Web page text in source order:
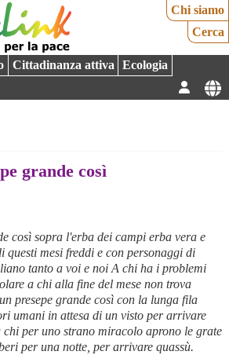
Chi siamo
Cerca
Cittadinanza attiva
Ecologia
grande così
così sopra l'erba dei campi erba vera e
questi mesi freddi e con personaggi di
tanto a voi e noi A chi ha i problemi
a chi alla fine del mese non trova
presepe grande così con la lunga fila
umani in attesa di un visto per arrivare
chi per uno strano miracolo aprono le grate
per una notte, per arrivare quassù.